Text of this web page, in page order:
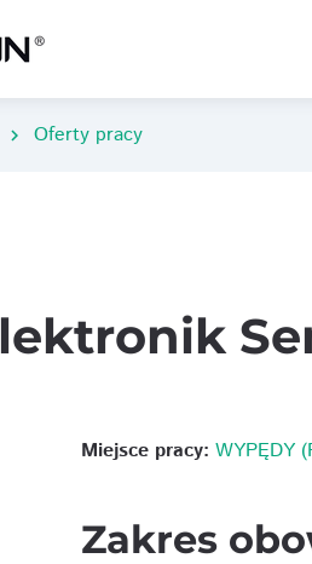
chevron_right Oferty pracy
Miejsce pracy: WYPĘDY
Zakres